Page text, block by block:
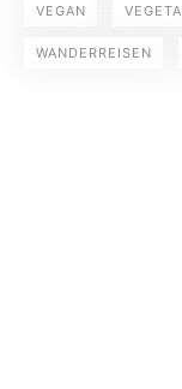
VEGAN
WANDERREISEN